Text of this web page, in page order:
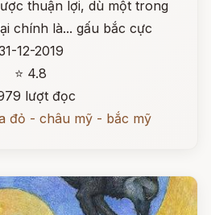
thuận lợi, dù một trong
chính là... gấu bắc cực
12-2019
⭐ 4.8
lượt đọc
đỏ - châu mỹ - bắc mỹ